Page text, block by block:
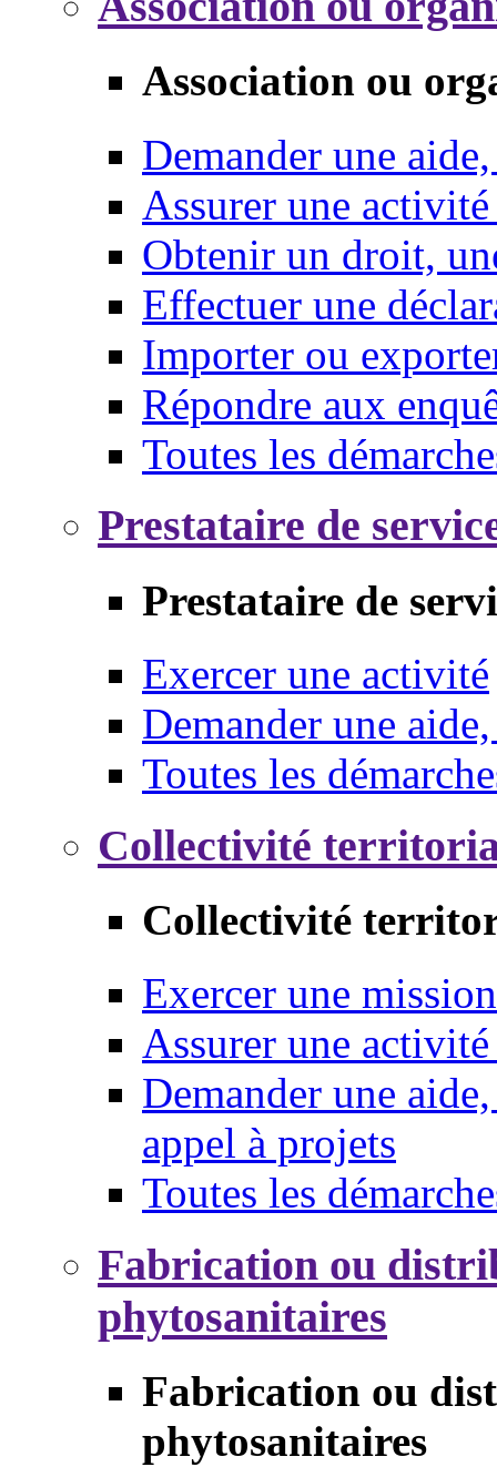
Association ou
Demander une
Assurer une
Obtenir un droit,
Effectuer une
Importer ou
Répondre aux
Toutes les
Prestataire de
Prestataire de
Exercer une activité
Demander une
Toutes les
Collectivité
Collectivité
Exercer une mission
Assurer une
Demander une
appel à projets
Toutes les
Fabrication ou
phytosanitaires
Fabrication ou
phytosanitaires